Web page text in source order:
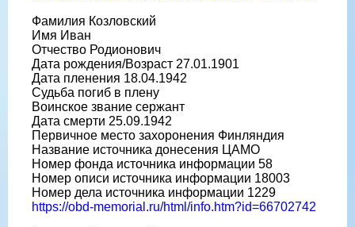
Фамилия Козловский
Имя Иван
Отчество Родионович
Дата рождения/Возраст 27.01.1901
Дата пленения 18.04.1942
Судьба погиб в плену
Воинское звание сержант
Дата смерти 25.09.1942
Первичное место захоронения Финляндия
Название источника донесения ЦАМО
Номер фонда источника информации 58
Номер описи источника информации 18003
Номер дела источника информации 1229
https://obd-memorial.ru/html/info.htm?id=66702742